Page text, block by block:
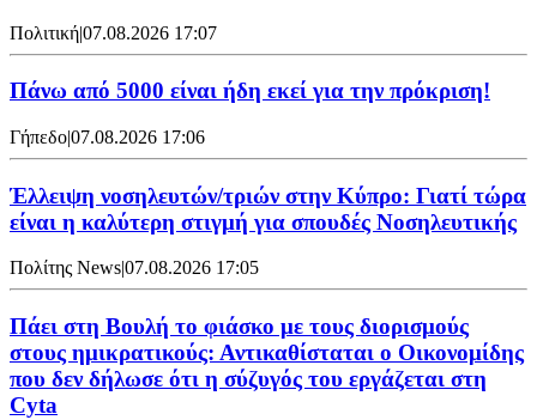
Πολιτική|07.08.2026 17:07
Πάνω από 5000 είναι ήδη εκεί για την πρόκριση!
Γήπεδο|07.08.2026 17:06
Έλλειψη νοσηλευτών/τριών στην Κύπρο: Γιατί τώρα
είναι η καλύτερη στιγμή για σπουδές Νοσηλευτικής
Πολίτης News|07.08.2026 17:05
Πάει στη Βουλή το φιάσκο με τους διορισμούς
στους ημικρατικούς: Αντικαθίσταται ο Οικονομίδης
που δεν δήλωσε ότι η σύζυγός του εργάζεται στη
Cyta